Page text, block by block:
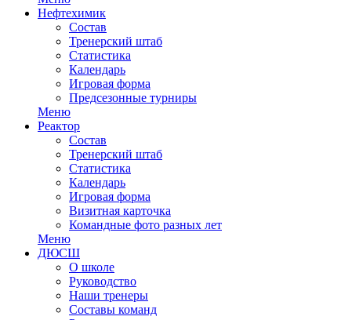
Нефтехимик
Состав
Тренерский штаб
Статистика
Календарь
Игровая форма
Предсезонные турниры
Меню
Реактор
Состав
Тренерский штаб
Статистика
Календарь
Игровая форма
Визитная карточка
Командные фото разных лет
Меню
ДЮСШ
О школе
Руководство
Наши тренеры
Составы команд